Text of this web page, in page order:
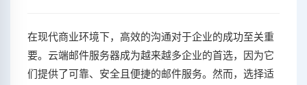
在现代商业环境下，高效的沟通对于企业的成功至关重
要。云端邮件服务器成为越来越多企业的首选，因为它
们提供了可靠、安全且便捷的邮件服务。然而，选择适